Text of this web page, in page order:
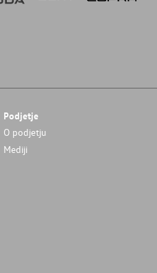
Podjetje
O podjetju
Mediji